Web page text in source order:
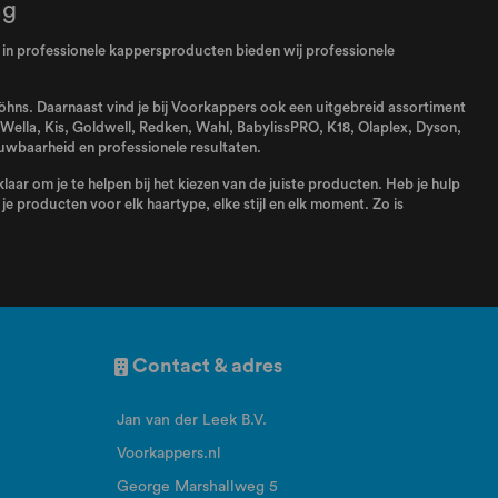
professionele kappersproducten bieden wij professionele
Daarnaast vind je bij Voorkappers ook een uitgebreid assortiment
Wella, Kis, Goldwell , Redken, Wahl , BabylissPRO, K18, Olaplex, Dyson,
en professionele resultaten.
om je te helpen bij het kiezen van de juiste producten. Heb je hulp
producten voor elk haartype, elke stijl en elk moment. Zo is
Contact & adres
Jan van der Leek B.V.
Voorkappers.nl
George Marshallweg 5